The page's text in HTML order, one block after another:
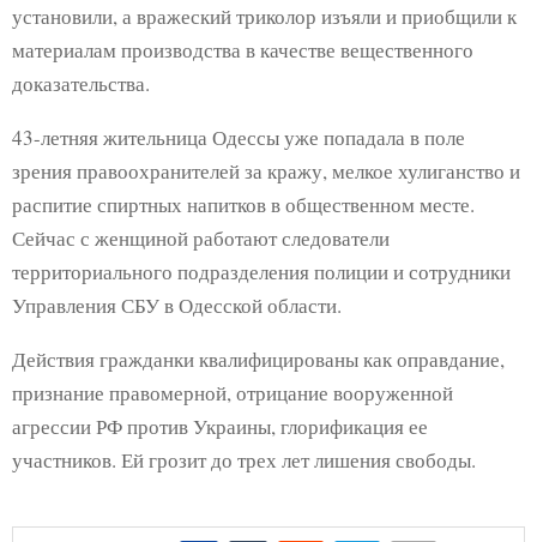
установили, а вражеский триколор изъяли и приобщили к
материалам производства в качестве вещественного
доказательства.
43-летняя жительница Одессы уже попадала в поле
зрения правоохранителей за кражу, мелкое хулиганство и
распитие спиртных напитков в общественном месте.
Сейчас с женщиной работают следователи
территориального подразделения полиции и сотрудники
Управления СБУ в Одесской области.
Действия гражданки квалифицированы как оправдание,
признание правомерной, отрицание вооруженной
агрессии РФ против Украины, глорификация ее
участников. Ей грозит до трех лет лишения свободы.